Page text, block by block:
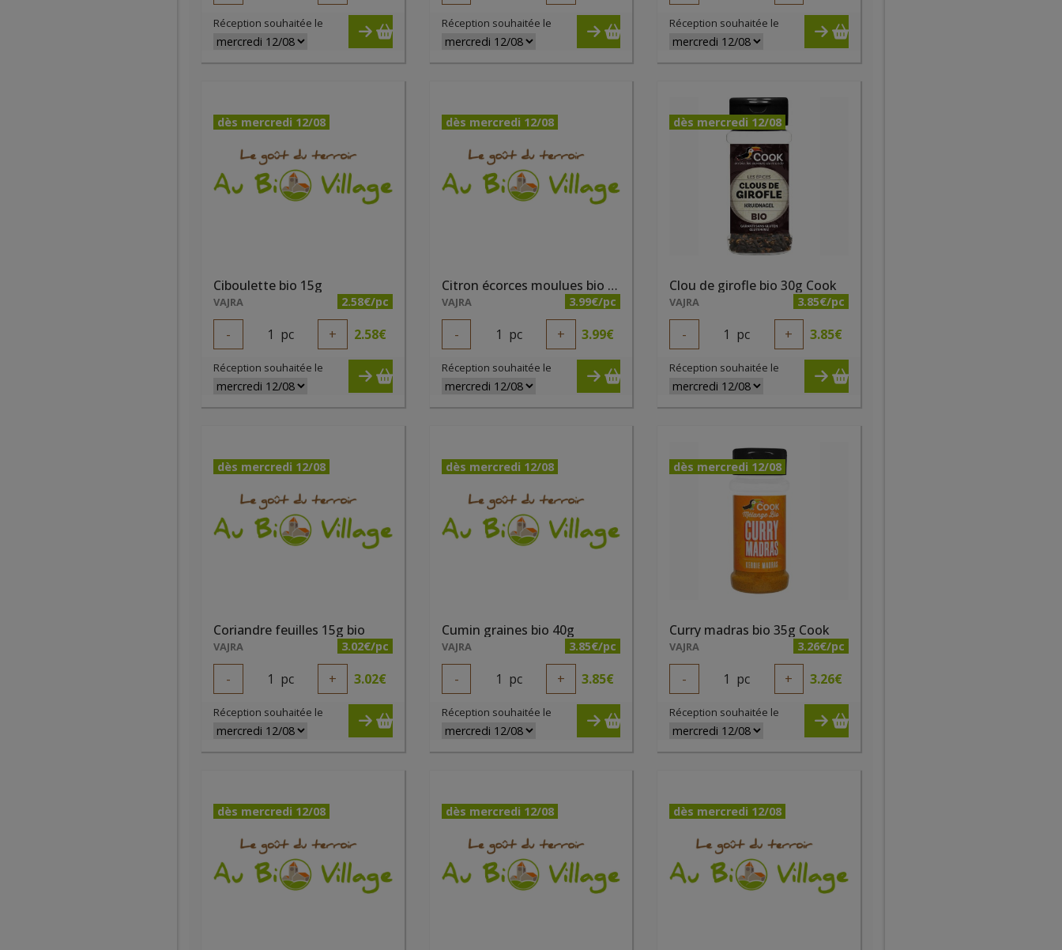
Réception souhaitée le Réception souhaitée le Réception souhaitée le
dès mercredi 12/08
Ciboulette bio 15g
VAJRA 2.58€/pc
- 1 pc + 2.58€
Réception souhaitée le
dès mercredi 12/08
Citron écorces moulues bio 32g
VAJRA 3.99€/pc
- 1 pc + 3.99€
Réception souhaitée le
dès mercredi 12/08
Clou de girofle bio 30g Cook
VAJRA 3.85€/pc
- 1 pc + 3.85€
Réception souhaitée le
dès mercredi 12/08
Coriandre feuilles 15g bio
VAJRA 3.02€/pc
- 1 pc + 3.02€
Réception souhaitée le
dès mercredi 12/08
Cumin graines bio 40g
VAJRA 3.85€/pc
- 1 pc + 3.85€
Réception souhaitée le
dès mercredi 12/08
Curry madras bio 35g Cook
VAJRA 3.26€/pc
- 1 pc + 3.26€
Réception souhaitée le
dès mercredi 12/08 dès mercredi 12/08 dès mercredi 12/08